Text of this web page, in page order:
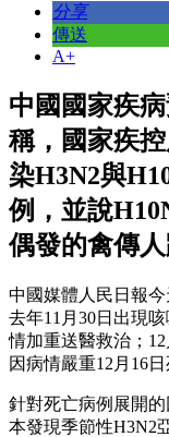
分享
傳送
A+
中國國家疾
稱，國家疾
染H3N2與
例，並說
偶發的禽傳人
中國媒體人民日報
去年11月30日出現
情加重送醫救治；
因病情嚴重12月16日
針對死亡病例展開
本發現季節性H3N2